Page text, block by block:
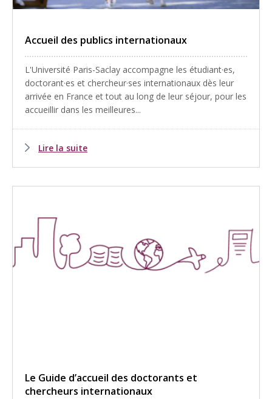
Accueil des publics internationaux
L'Université Paris-Saclay accompagne les étudiant·es,
doctorant·es et chercheur·ses internationaux dès leur
arrivée en France et tout au long de leur séjour, pour les
accueillir dans les meilleures...
Lire la suite
Le Guide d’accueil des doctorants et
chercheurs internationaux